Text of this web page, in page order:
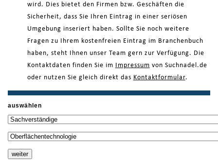
wird. Dies bietet den Firmen bzw. Geschäften die
Sicherheit, dass Sie Ihren Eintrag in einer seriösen
Umgebung inseriert haben. Sollte Sie noch weitere
Fragen zu Ihrem kostenfreien Eintrag im Branchenbuch
haben, steht Ihnen unser Team gern zur Verfügung. Die
Kontaktdaten finden Sie im
Impressum von Suchnadel.de
oder nutzen Sie gleich direkt das Kontaktformular.
auswählen